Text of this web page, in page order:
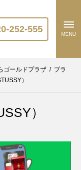
252-555 MENU
ゴールドプラザ / ブラ
）
）